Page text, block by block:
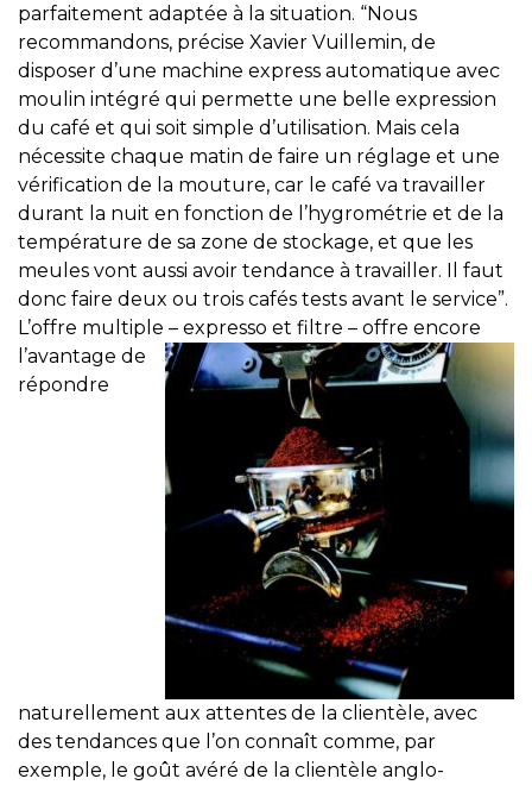
parfaitement adaptée à la situation. “Nous
recommandons, précise Xavier Vuillemin, de
disposer d’une machine express automatique avec
moulin intégré qui permette une belle expression
du café et qui soit simple d’utilisation. Mais cela
nécessite chaque matin de faire un réglage et une
vérification de la mouture, car le café va travailler
durant la nuit en fonction de l’hygrométrie et de la
température de sa zone de stockage, et que les
meules vont aussi avoir tendance à travailler. Il faut
donc faire deux ou trois cafés tests avant le service”.
L’offre multiple – expresso et filtre – offre encore
l’avantage de
répondre
naturellement aux attentes de la clientèle, avec
des tendances que l’on connaît comme, par
exemple, le goût avéré de la clientèle anglo-